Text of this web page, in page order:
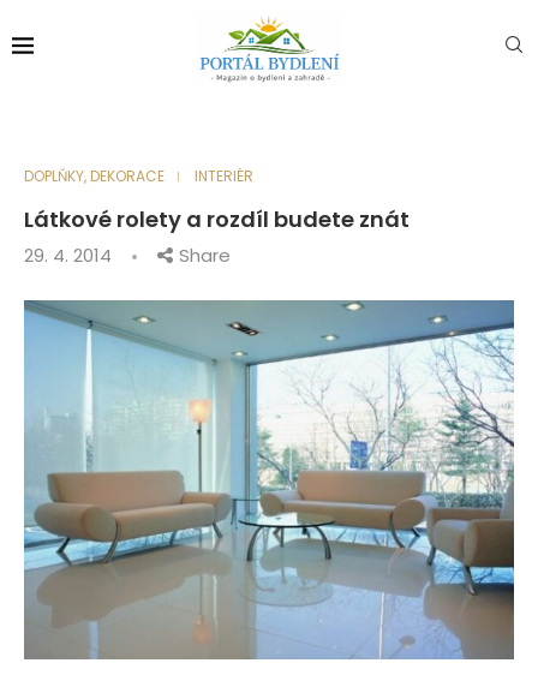
DOPLŇKY, DEKORACE INTERIÉR
Látkové rolety a rozdíl budete znát
29. 4. 2014 Share